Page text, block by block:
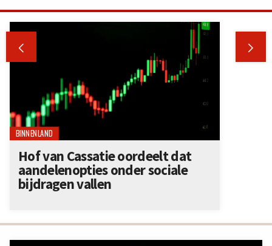
 
BINNENLAND
Hof van Cassatie oordeelt dat
aandelenopties onder sociale
bijdragen vallen